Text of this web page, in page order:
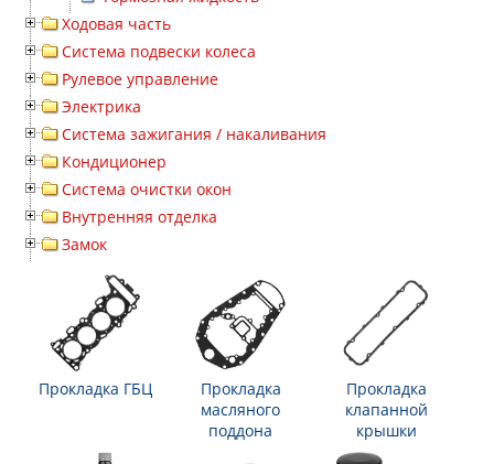
Ходовая часть
Система подвески колеса
Рулевое управление
Электрика
Система зажигания / накаливания
Кондиционер
Система очистки окон
Внутренняя отделка
Замок
Прокладка ГБЦ
Прокладка
масляного
поддона
Прокладка
клапанной
крышки